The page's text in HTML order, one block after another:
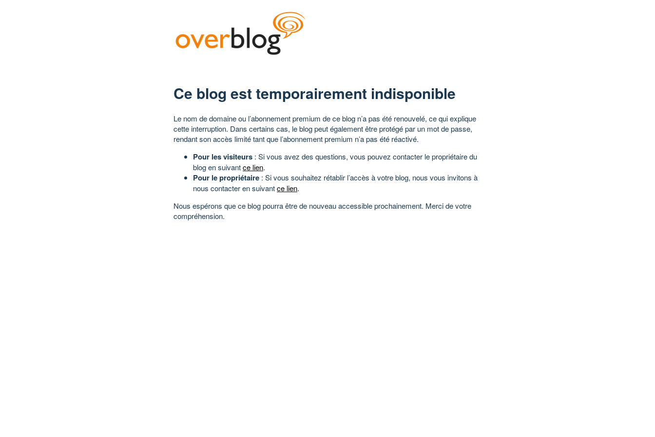
Ce blog est temporairement indisponible
Le nom de domaine ou l’abonnement premium de ce blog n’a pas été renouvelé, ce qui explique
cette interruption. Dans certains cas, le blog peut également être protégé par un mot de passe,
rendant son accès limité tant que l’abonnement premium n’a pas été réactivé.
Pour les visiteurs : Si vous avez des questions, vous pouvez contacter le propriétaire du
blog en suivantce lien.
Pour le propriétaire : Si vous souhaitez rétablir l’accès à votre blog, nous vous invitons à
nous contacter en suivantce lien.
Nous espérons que ce blog pourra être de nouveau accessible prochainement. Merci de votre
compréhension.